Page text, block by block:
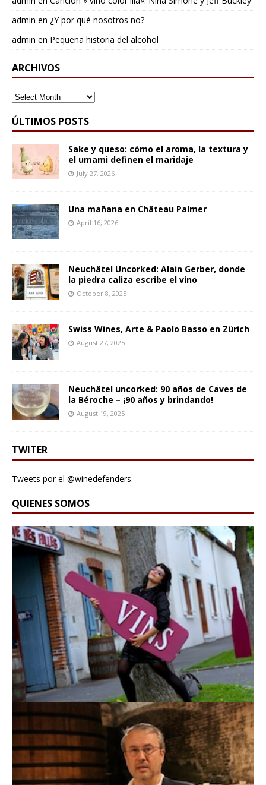
admin en ¿Y por qué nosotros no?
admin en Pequeña historia del alcohol
ARCHIVOS
ARCHIVOS
ÚLTIMOS POSTS
Sake y queso: cómo el aroma, la textura y
el umami definen el maridaje
July 27, 2026
Una mañana en Château Palmer
April 16, 2026
Neuchâtel Uncorked: Alain Gerber, donde
la piedra caliza escribe el vino
October 8, 2025
Swiss Wines, Arte & Paolo Basso en Zürich
August 27, 2025
Neuchâtel uncorked: 90 años de Caves de
la Béroche – ¡90 años y brindando!
August 19, 2025
TWITER
Tweets por el @winedefenders.
QUIENES SOMOS